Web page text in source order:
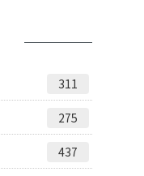
311
275
437